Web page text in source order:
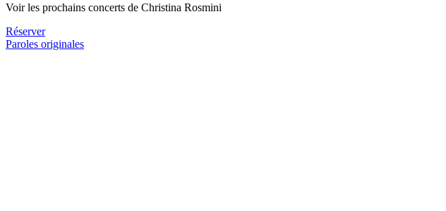
Voir les prochains concerts de Christina Rosmini
Réserver
Paroles originales